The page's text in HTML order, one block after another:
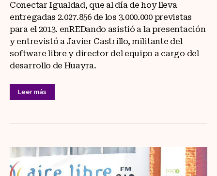
Conectar Igualdad, que al día de hoy lleva
entregadas 2.027.856 de los 3.000.000 previstas
para el 2013. enREDando asistió a la presentación
y entrevistó a Javier Castrillo, militante del
software libre y director del equipo a cargo del
desarrollo de Huayra.
Leer más